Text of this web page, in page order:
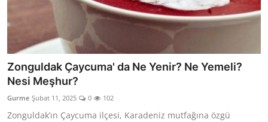
Zonguldak Çaycuma' da Ne Yenir? Ne Yemeli?
Nesi Meşhur?
Gurme Şubat 11, 2025 0 102
Zonguldak’ın Çaycuma ilçesi, Karadeniz mutfağına özgü